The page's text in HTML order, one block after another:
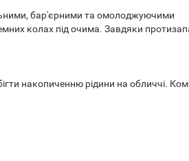
бар'єрними та омолоджуючими
колах під очима. Завдяки
накопиченню рідини на обличчі.